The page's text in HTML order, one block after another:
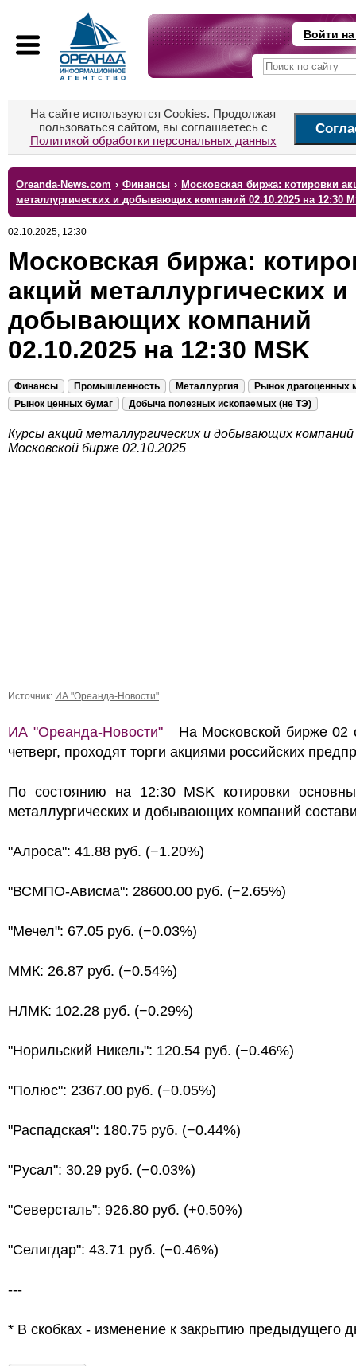
Войти
На сайте используются Cookies. Продолжая
пользоваться сайтом, вы соглашаетесь с
Политикой обработки персональных данных
Oreanda-News.com › Финансы › Московская биржа: котировки
металлургических и добывающих компаний 02.10.2025 на 12:30
02.10.2025, 12:30
Московская биржа:
акций металлургических и
добывающих компаний
02.10.2025 на 12:30 MSK
Финансы Промышленность Металлургия
Рынок драгоценных
Рынок ценных бумаг
Добыча полезных ископаемых (не ТЭ)
Курсы акций металлургических и добывающих компаний
Московской бирже 02.10.2025
Источник: ИА "Ореанда-Новости"
ИА "Ореанда-Новости"На Московской бирже 02
четверг, проходят торги акциями российских
По состоянию на 12:30 MSK котировки
металлургических и добывающих компаний
"Алроса": 41.88 руб. (−1.20%)
"ВСМПО-Ависма": 28600.00 руб. (−2.65%)
"Мечел": 67.05 руб. (−0.03%)
ММК: 26.87 руб. (−0.54%)
НЛМК: 102.28 руб. (−0.29%)
"Норильский Никель": 120.54 руб. (−0.46%)
"Полюс": 2367.00 руб. (−0.05%)
"Распадская": 180.75 руб. (−0.44%)
"Русал": 30.29 руб. (−0.03%)
"Северсталь": 926.80 руб. (+0.50%)
"Селигдар": 43.71 руб. (−0.46%)
---
* В скобках - изменение к закрытию предыдущего